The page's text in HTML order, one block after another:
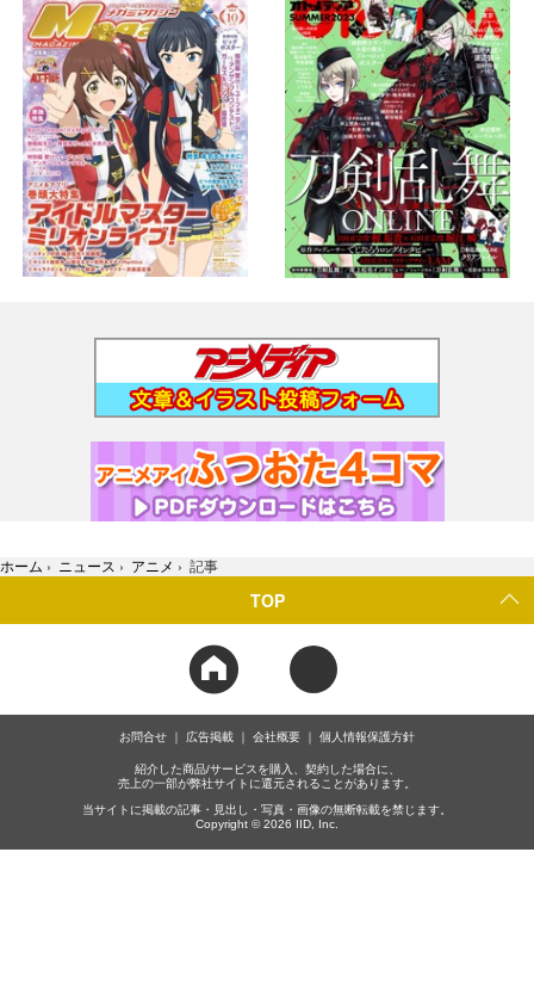
ホーム › ニュース › アニメ › 記事
TOP
お問合せ 広告掲載 会社概要 個人情報保護方針
紹介した商品/サービスを購入、契約した場合に、
売上の一部が弊社サイトに還元されることがあります。
当サイトに掲載の記事・見出し・写真・画像の無断転載を禁じます。
Copyright © 2026 IID, Inc.